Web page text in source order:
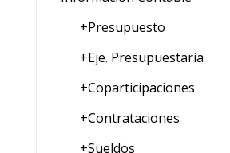
+Presupuesto
+Eje. Presupuestaria
+Coparticipaciones
+Contrataciones
+Sueldos